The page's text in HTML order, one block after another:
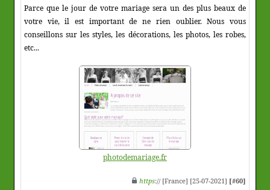
Parce que le jour de votre mariage sera un des plus beaux de
votre vie, il est important de ne rien oublier. Nous vous
conseillons sur les styles, les décorations, les photos, les robes,
etc...
photodemariage.fr
https:// [France] [25-07-2021] [#60]